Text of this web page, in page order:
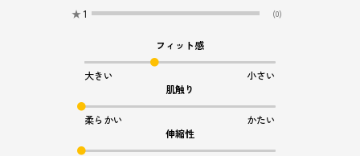
★ 1 (0)
フィット感
大きい
小さい
肌触り
柔らかい
かたい
伸縮性